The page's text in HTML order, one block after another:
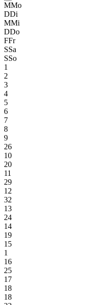
MMo
DDi
MMi
DDo
FFr
SSa
SSo
1
2
3
4
5
6
7
8
9
26
10
20
11
29
12
32
13
24
14
19
15
1
16
25
17
18
18